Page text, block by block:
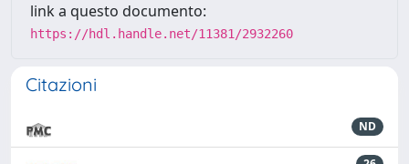
link a questo documento:
https://hdl.handle.net/11381/2932260
Citazioni
ND